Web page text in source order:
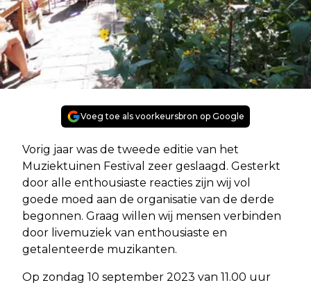
Voeg toe als voorkeursbron op Google
Vorig jaar was de tweede editie van het
Muziektuinen Festival zeer geslaagd. Gesterkt
door alle enthousiaste reacties zijn wij vol
goede moed aan de organisatie van de derde
begonnen. Graag willen wij mensen verbinden
door livemuziek van enthousiaste en
getalenteerde muzikanten.
Op zondag 10 september 2023 van 11.00 uur